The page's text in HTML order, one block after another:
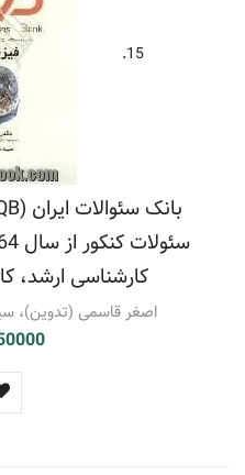
15.
کارشناسی ارشد،
اصغر قاسمی (تدوین)،
150000